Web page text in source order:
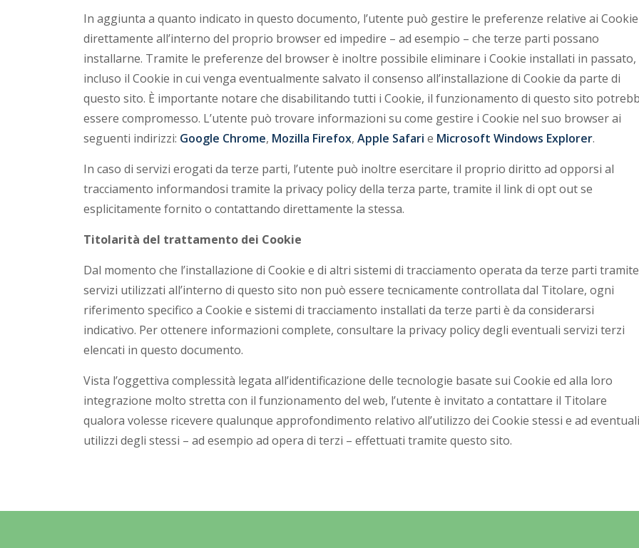
In aggiunta a quanto indicato in questo documento, l’utente può gestire le preferenze relative ai Cookie
direttamente all’interno del proprio browser ed impedire – ad esempio – che terze parti possano
installarne. Tramite le preferenze del browser è inoltre possibile eliminare i Cookie installati in passato,
incluso il Cookie in cui venga eventualmente salvato il consenso all’installazione di Cookie da parte di
questo sito. È importante notare che disabilitando tutti i Cookie, il funzionamento di questo sito
essere compromesso. L’utente può trovare informazioni su come gestire i Cookie nel suo browser ai
seguenti indirizzi: Google Chrome, Mozilla Firefox, Apple Safari e Microsoft Windows Explorer.
In caso di servizi erogati da terze parti, l’utente può inoltre esercitare il proprio diritto ad opporsi al
tracciamento informandosi tramite la privacy policy della terza parte, tramite il link di opt out se
esplicitamente fornito o contattando direttamente la stessa.
Titolarità del trattamento dei Cookie
Dal momento che l’installazione di Cookie e di altri sistemi di tracciamento operata da terze parti
servizi utilizzati all’interno di questo sito non può essere tecnicamente controllata dal Titolare, ogni
riferimento specifico a Cookie e sistemi di tracciamento installati da terze parti è da considerarsi
indicativo. Per ottenere informazioni complete, consultare la privacy policy degli eventuali servizi terzi
elencati in questo documento.
Vista l’oggettiva complessità legata all’identificazione delle tecnologie basate sui Cookie ed alla loro
integrazione molto stretta con il funzionamento del web, l’utente è invitato a contattare il Titolare
qualora volesse ricevere qualunque approfondimento relativo all’utilizzo dei Cookie stessi e ad eventuali
utilizzi degli stessi – ad esempio ad opera di terzi – effettuati tramite questo sito.